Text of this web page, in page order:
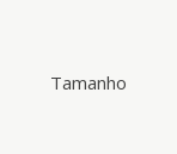
Tamanho